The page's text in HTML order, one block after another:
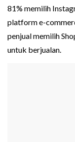
81% memilih
platform e-
penjual memilih
untuk berjualan.